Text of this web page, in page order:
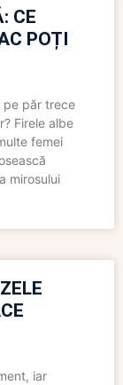
CE
POȚI
pe păr trece
Firele albe
femei
mirosului
iar